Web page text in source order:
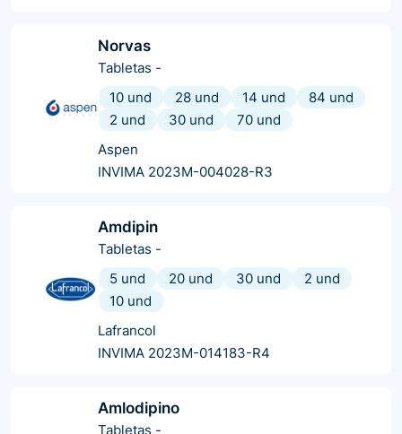
Norvas
Tabletas -
10 und
28 und 14 und
84 und
2 und
30 und
70 und
Aspen
INVIMA 2023M-004028-R3
Amdipin
Tabletas -
5 und
20 und 30 und
2 und
10 und
Lafrancol
INVIMA 2023M-014183-R4
Amlodipino
Tabletas -